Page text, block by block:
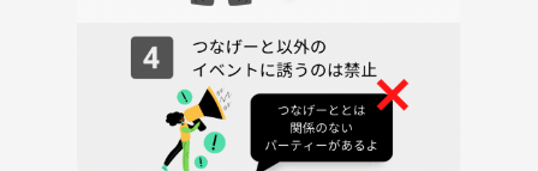
住所 神奈川県横浜市西区みなとみらい1丁目1
集合 17時45分ぐらい
ーーーーーーーーーーーーーーーーーーーーーーー